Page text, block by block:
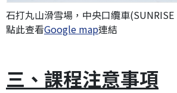
石打丸山滑雪場，中央口纜車(SUNRISE
點此查看Google map連結
三、課程注意事項